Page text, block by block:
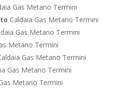
Gas Metano Termini
Caldaia Gas Metano Termini
Gas Metano Termini
Metano Termini
Gas Metano Termini
Gas Metano Termini
Metano Termini